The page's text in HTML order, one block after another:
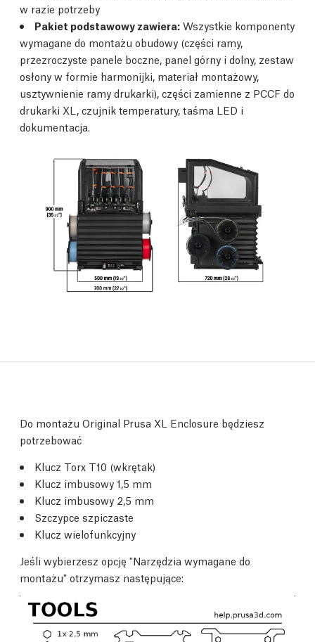
w razie potrzeby
Pakiet podstawowy zawiera: Wszystkie komponenty
wymagane do montażu obudowy (części ramy,
przezroczyste panele boczne, panel górny i dolny, zestaw
osłony w formie harmonijki, materiał montażowy,
usztywnienie ramy drukarki), części zamienne z PCCF do
drukarki XL, czujnik temperatury, taśma LED i
dokumentacja.
Do montażu Original Prusa XL Enclosure będziesz
potrzebować
Klucz Torx T10 (wkrętak)
Klucz imbusowy 1,5 mm
Klucz imbusowy 2,5 mm
Szczypce szpiczaste
Klucz wielofunkcyjny
Jeśli wybierzesz opcję "Narzędzia wymagane do
montażu" otrzymasz następujące: